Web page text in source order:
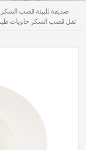
صديقة للبيئة قصب السكر
تفل قصب السكر حاويات طبق